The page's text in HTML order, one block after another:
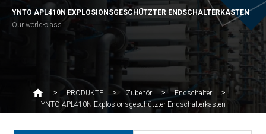
YNTO APL410N EXPLOSIONSGESCHÜTZTER ENDSCHALTERKASTEN
Our world-class
PRODUKTE Zubehör
Endschalter
YNTO APL410N Explosionsgeschützter Endschalterkasten